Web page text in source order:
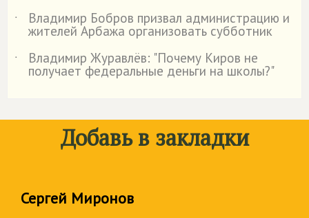
˙
Владимир Бобров призвал администрацию и
жителей Арбажа организовать субботник
˙
Владимир Журавлёв: "Почему Киров не
получает федеральные деньги на школы?"
Добавь в закладки
Сергей Миронов